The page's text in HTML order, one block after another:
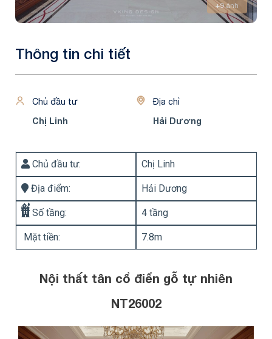
+9 ảnh
Thông tin chi tiết
Chủ đầu tư
Chị Linh
Địa chỉ
Hải Dương
Chủ đầu tư: Chị Linh
Địa điểm: Hải Dương
Số tầng: 4 tầng
Mặt tiền: 7.8m
Nội thất tân cổ điển gỗ tự nhiên
NT26002